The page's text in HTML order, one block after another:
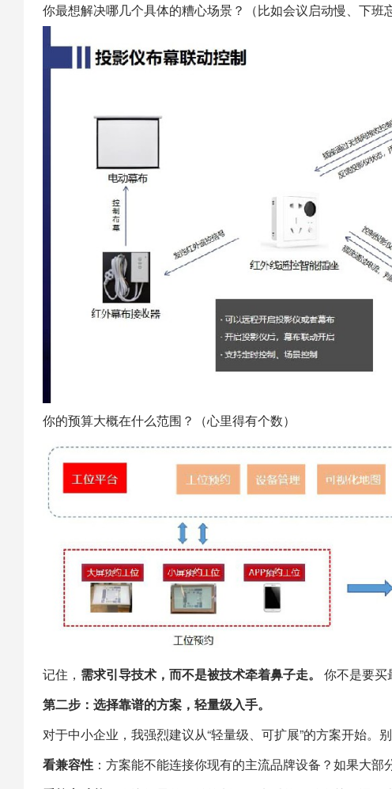
你最想解决哪几个具体的糟心场景？（比如会议启动慢、下班
你的预算大概在什么范围？（心里得有个数）
记住， 需求引导技术，而不是被技术牵着鼻子走。
你不是要
第二步：选择靠谱的方案，轻量级入手。
对于中小企业，我强烈建议从“轻量级、可扩展”的方案开始。
看兼容性 ：方案能不能连接你现有的主流品牌设备？如果大部